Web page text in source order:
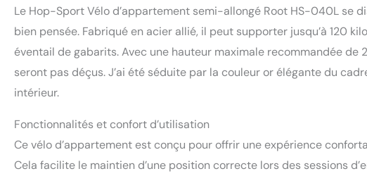
d’appartement couché.
transport intégrées pour un
garantissent une stabilité
Le Hop-Sport Vélo d’appartement semi-allongé Root HS-040L se
bien pensée. Fabriqué en acier allié, il peut supporter jusqu’à 120
éventail de gabarits. Avec une hauteur maximale recommandée
seront pas déçus. J’ai été séduite par la couleur or élégante du
intérieur.
Fonctionnalités et confort d’utilisation
Ce vélo d’appartement est conçu pour offrir une expérience
Cela facilite le maintien d’une position correcte lors des sessions